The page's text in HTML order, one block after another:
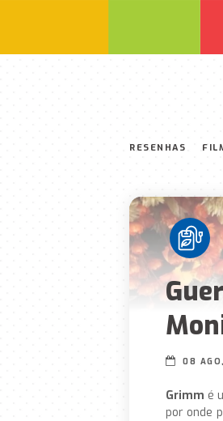
RESENHAS
08
Grimm é
por onde